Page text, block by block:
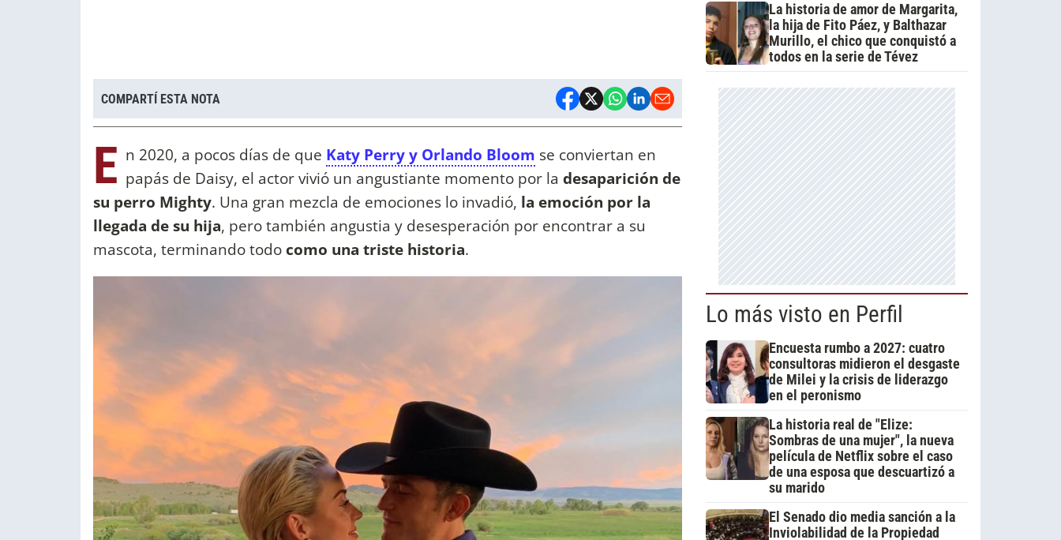
COMPARTÍ ESTA NOTA
E n 2020, a pocos días de que Katy Perry y Orlando Bloom se conviertan en
papás de Daisy, el actor vivió un angustiante momento por la desaparición de
su perro Mighty. Una gran mezcla de emociones lo invadió, la emoción por la
llegada de su hija, pero también angustia y desesperación por encontrar a su
mascota, terminando todo como una triste historia.
La historia de amor de Margarita,
la hija de Fito Páez, y Balthazar
Murillo, el chico que conquistó a
todos en la serie de Tévez
Lo más visto en Perfil
Encuesta rumbo a 2027: cuatro
consultoras midieron el desgaste
de Milei y la crisis de liderazgo
en el peronismo
La historia real de "Elize:
Sombras de una mujer", la nueva
película de Netflix sobre el caso
de una esposa que descuartizó a
su marido
El Senado dio media sanción a la
Inviolabilidad de la Propiedad